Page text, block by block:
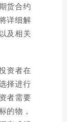
货合约
详细解
及相关
资者在
择进行
者需要
的物，